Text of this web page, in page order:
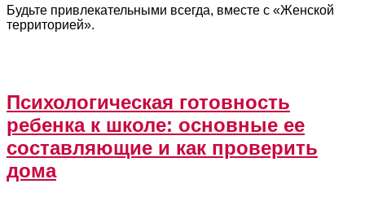
Будьте привлекательными всегда, вместе с «Женской
территорией».
Психологическая готовность
ребенка к школе: основные ее
составляющие и как проверить
дома